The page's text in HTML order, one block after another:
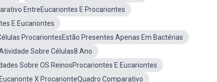
EntreEucariontes E Procariontes
E Eucariontes
ProcariontesEstão Presentes Apenas Em Bactérias
Sobre Células8 Ano
Sobre OS ReinosProcariontes E Eucariontes
X ProcarionteQuadro Comparativo